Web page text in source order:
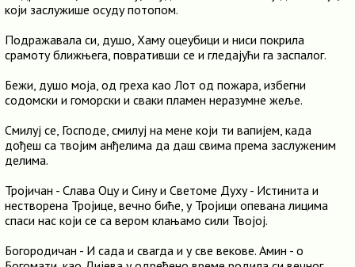
који заслужише осуду потопом.
Подражавала си, душо, Хаму оцеубици и ниси покрила
срамоту ближњега, повративши се и гледајући га заспалог.
Бежи, душо моја, од греха као Лот од пожара, избегни
содомски и гоморски и сваки пламен неразумне жеље.
Смилуј се, Господе, смилуј на мене који ти вапијем, када
дођеш са твојим анђелима да даш свима према заслуженим
делима.
Тројичан - Слава Оцу и Сину и Светоме Духу - Истинита и
нестворена Тројице, вечно биће, у Тројици опевана лицима
спаси нас који се са вером клањамо сили Твојој.
Богородичан - И сада и свагда и у све векове. Амин - о